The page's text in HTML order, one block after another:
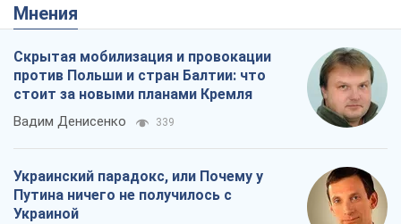
Мнения
Скрытая мобилизация и провокации
против Польши и стран Балтии: что
стоит за новыми планами Кремля
Вадим Денисенко 339
Украинский парадокс, или Почему у
Путина ничего не получилось с
Украиной